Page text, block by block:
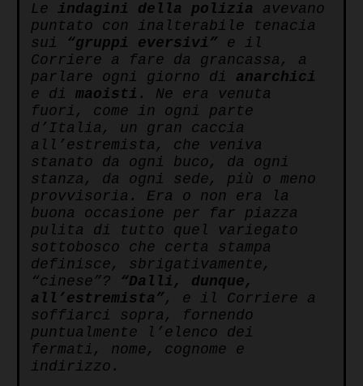
Le indagini della polizia avevano
puntato con inalterabile tenacia
sui “gruppi eversivi” e il
Corriere a fare da grancassa, a
parlare ogni giorno di anarchici
e di maoisti . Ne era venuta
fuori, come in ogni parte
d’Italia, un gran caccia
all’estremista, che veniva
stanato da ogni buco, da ogni
stanza, da ogni sede, più o meno
provvisoria. Era o non era la
buona occasione per far piazza
pulita di tutto quel variegato
sottobosco che certa stampa
definisce, sbrigativamente,
“cinese”? “Dalli, dunque,
all’estremista”, e il Corriere a
soffiarci sopra, fornendo
puntualmente l’elenco dei
fermati, nome, cognome e
indirizzo.